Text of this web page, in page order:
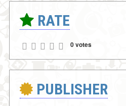
RATE
0 votes
PUBLISHER